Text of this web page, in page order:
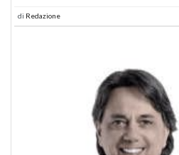
di Redazione